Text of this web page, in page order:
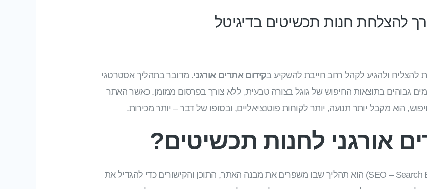
להצלחת חנות תכשיטים בדיגיטל
להצליח ולהגיע לקהל רחב חייבת להשקיע בקידום אתרים אורגני. מדובר בתהליך אסטרטגי
גבוהים בתוצאות החיפוש של גוגל בצורה טבעית, ללא צורך בפרסום ממומן. כאשר האתר
הוא מקבל יותר תנועה, יותר לקוחות פוטנציאליים, ובסופו של דבר – יותר מכירות.
אורגני לחנות תכשיטים?
(SEO – Search Engine Optimization) הוא תהליך שבו משפרים את מבנה האתר, התוכן והקישורים כדי להגדיל את